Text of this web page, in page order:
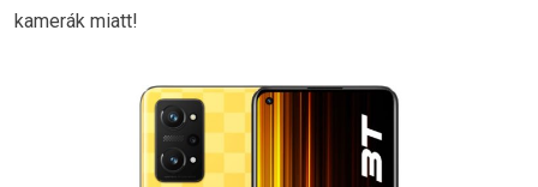
kamerák miatt!